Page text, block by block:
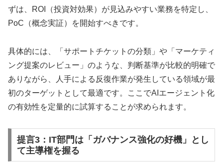
ずは、ROI（投資対効果）が見込みやすい業務を特定し、
PoC（概念実証）を開始すべきです。
具体的には、「サポートチケットの分類」や「マーケティ
ング提案のレビュー」のような、判断基準が比較的明確で
ありながら、人手による反復作業が発生している領域が最
初のターゲットとして最適です。ここでAIエージェント化
の有効性を定量的に試算することが求められます。
提言3：IT部門は「ガバナンス強化の好機」とし
て主導権を握る